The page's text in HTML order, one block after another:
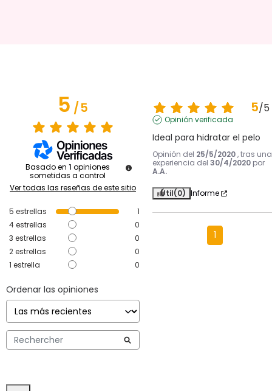
5/5
Basado en 1 opiniones
sometidas a control
Ver todas las reseñas de este sitio
5 estrellas
1
4estrellas
0
3 estrellas
0
2estrellas
0
1 estrella 0
Ordenar las opiniones
5/5
Opinión verificada
Ideal para hidratar el pelo
Opinión del 25/5/2020 , tras una
experiencia del 30/4/2020 por
A.A.
Útil(0) Informe
1